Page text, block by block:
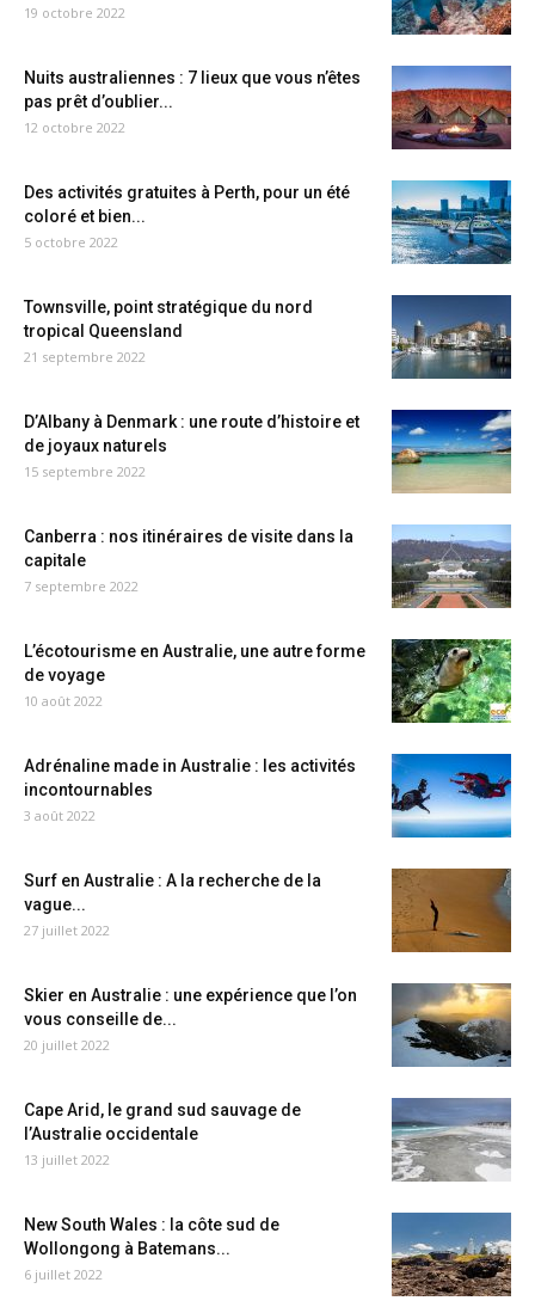
19 octobre 2022
Nuits australiennes : 7 lieux que vous n’êtes
pas prêt d’oublier...
12 octobre 2022
Des activités gratuites à Perth, pour un été
coloré et bien...
5 octobre 2022
Townsville, point stratégique du nord
tropical Queensland
21 septembre 2022
D’Albany à Denmark : une route d’histoire et
de joyaux naturels
15 septembre 2022
Canberra : nos itinéraires de visite dans la
capitale
7 septembre 2022
L’écotourisme en Australie, une autre forme
de voyage
10 août 2022
Adrénaline made in Australie : les activités
incontournables
3 août 2022
Surf en Australie : A la recherche de la
vague...
27 juillet 2022
Skier en Australie : une expérience que l’on
vous conseille de...
20 juillet 2022
Cape Arid, le grand sud sauvage de
l’Australie occidentale
13 juillet 2022
New South Wales : la côte sud de
Wollongong à Batemans...
6 juillet 2022